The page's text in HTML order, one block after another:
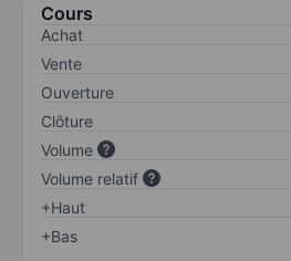
Cours
Achat
Vente
Ouverture
Clôture
Volume
Volume relatif
+Haut
+Bas